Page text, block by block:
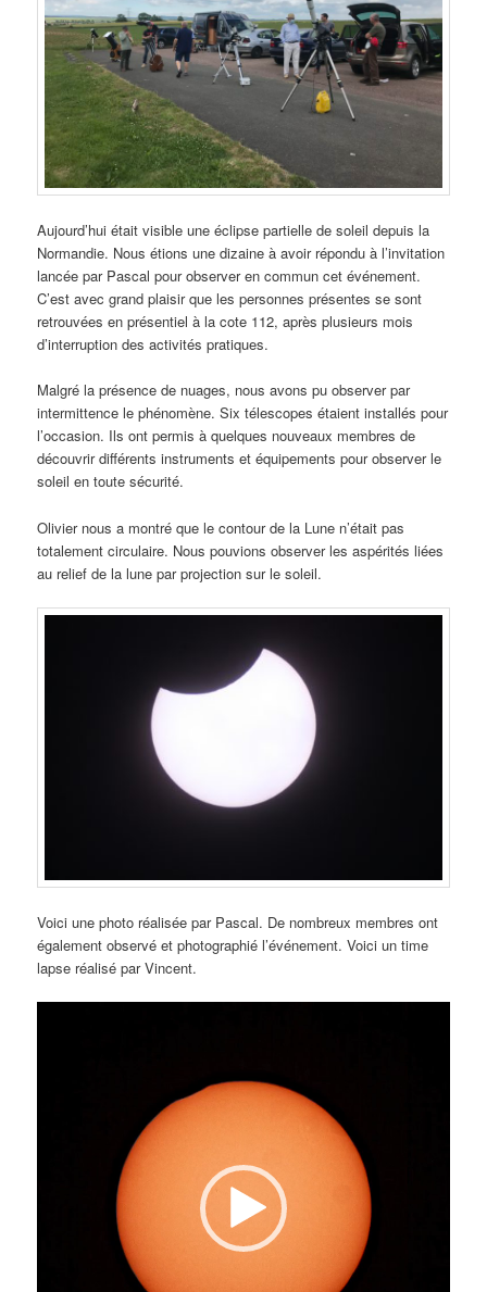
Aujourd’hui était visible une éclipse partielle de soleil depuis la
Normandie. Nous étions une dizaine à avoir répondu à l’invitation
lancée par Pascal pour observer en commun cet événement.
C’est avec grand plaisir que les personnes présentes se sont
retrouvées en présentiel à la cote 112, après plusieurs mois
d’interruption des activités pratiques.
Malgré la présence de nuages, nous avons pu observer par
intermittence le phénomène. Six télescopes étaient installés pour
l’occasion. Ils ont permis à quelques nouveaux membres de
découvrir différents instruments et équipements pour observer le
soleil en toute sécurité.
Olivier nous a montré que le contour de la Lune n’était pas
totalement circulaire. Nous pouvions observer les aspérités liées
au relief de la lune par projection sur le soleil.
Voici une photo réalisée par Pascal. De nombreux membres ont
également observé et photographié l’événement. Voici un time
lapse réalisé par Vincent.